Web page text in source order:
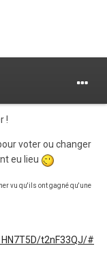
!
voter ou changer
eu lieu
vu qu'ils ont gagné qu'une
t2nF33QJ/#